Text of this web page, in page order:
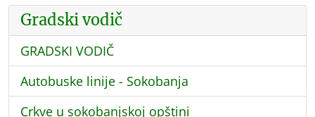
Gradski vodič
GRADSKI VODIČ
Autobuske linije - Sokobanja
Crkve u sokobanjskoj opštini